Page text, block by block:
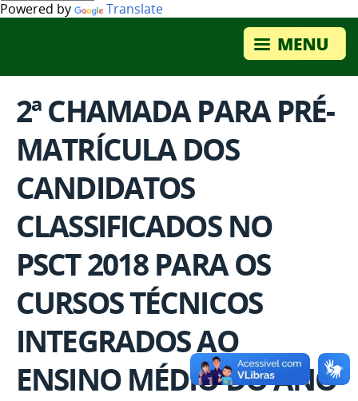
Powered by Translate
2ª CHAMADA PARA PRÉ-
MATRÍCULA DOS
CANDIDATOS
CLASSIFICADOS NO
PSCT 2018 PARA OS
CURSOS TÉCNICOS
INTEGRADOS AO
ENSINO MÉDIO DO ANO